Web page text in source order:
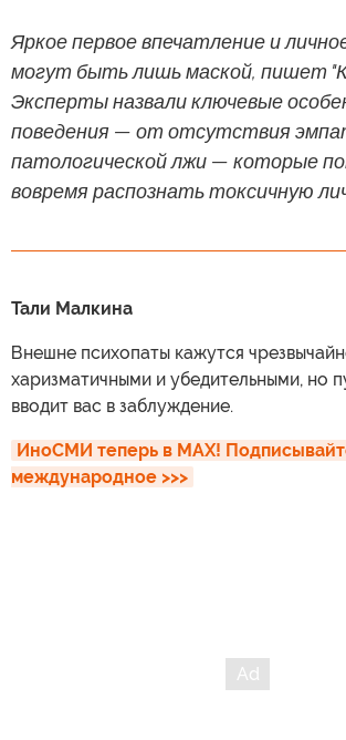
Яркое первое впечатление и
могут быть лишь маской, пишет
Эксперты назвали ключевые
поведения — от отсутствия
патологической лжи — которые
вовремя распознать токсичную
Тали Малкина
Внешне психопаты кажутся
харизматичными и убедительными, но
вводит вас в заблуждение.
ИноСМИ теперь в MAX!
международное >>>